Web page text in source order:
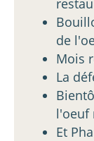
de
Mois
La
l'oeuf
Et